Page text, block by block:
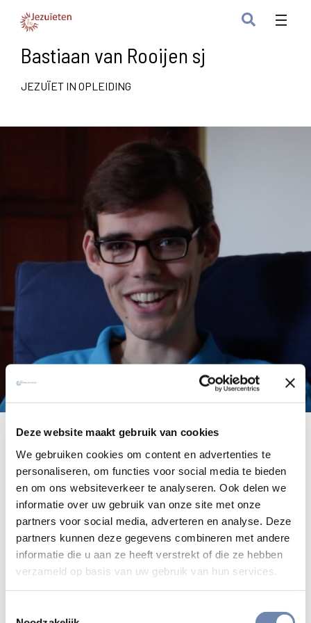
Deze website maakt gebruik van cookies
We gebruiken cookies om content en advertenties te
personaliseren, om functies voor social media te bieden
en om ons websiteverkeer te analyseren. Ook delen we
informatie over uw gebruik van onze site met onze
partners voor social media, adverteren en analyse. Deze
partners kunnen deze gegevens combineren met andere
informatie die u aan ze heeft verstrekt of die ze hebben
verzameld op basis van uw gebruik van hun services.
Bastiaan van Rooijen sj
JEZUÏET IN OPLEIDING
Bastiaan van Rooijen SJ groeide op
als protestant maar werd katholiek.
‘Luther helpt mij met de navolging
van Christus, maar het ontbreekt bij
hem aan gemeenschapsbesef.’
Bastiaan van Rooijen is zoon van een dominee, maar
sprak hem aan. Inmiddels is hij jezuïet. De aandacht die er